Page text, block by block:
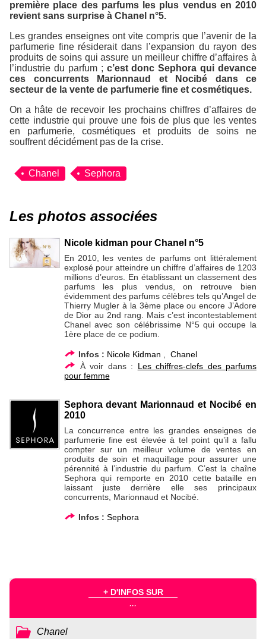
première place des parfums les plus vendus en 2010
revient sans surprise à Chanel n°5.
Les grandes enseignes ont vite compris que l’avenir de la
parfumerie fine résiderait dans l’expansion du rayon des
produits de soins qui assure un meilleur chiffre d’affaires à
l’industrie du parfum ; c’est donc Sephora qui devance
ces concurrents Marionnaud et Nocibé dans ce
secteur de la vente de parfumerie fine et cosmétiques.
On a hâte de recevoir les prochains chiffres d’affaires de
cette industrie qui prouve une fois de plus que les ventes
en parfumerie, cosmétiques et produits de soins ne
souffrent décidément pas de la crise.
Chanel Sephora
Les photos associées
Nicole kidman pour Chanel n°5
En 2010, les ventes de parfums ont littéralement
explosé pour atteindre un chiffre d’affaires de 1203
millions d’euros. En établissant un classement des
parfums les plus vendus, on retrouve bien
évidemment des parfums célèbres tels qu’Angel de
Thierry Mugler à la 3ème place ou encore J’Adore
de Dior au 2nd rang. Mais c’est incontestablement
Chanel avec son célébrissime N°5 qui occupe la
1ère place de ce podium.
Infos : Nicole Kidman , Chanel
À voir dans : Les chiffres-clefs des parfums
pour femme
Sephora devant Marionnaud et Nocibé en
2010
La concurrence entre les grandes enseignes de
parfumerie fine est élevée à tel point qu’il a fallu
compter sur un meilleur volume de ventes en
produits de soin et maquillage pour assurer une
pérennité à l’industrie du parfum. C’est la chaîne
Sephora qui remporte en 2010 cette bataille en
laissant juste derrière elle ses principaux
concurrents, Marionnaud et Nocibé.
Infos : Sephora
+ D'INFOS SUR
...
Chanel